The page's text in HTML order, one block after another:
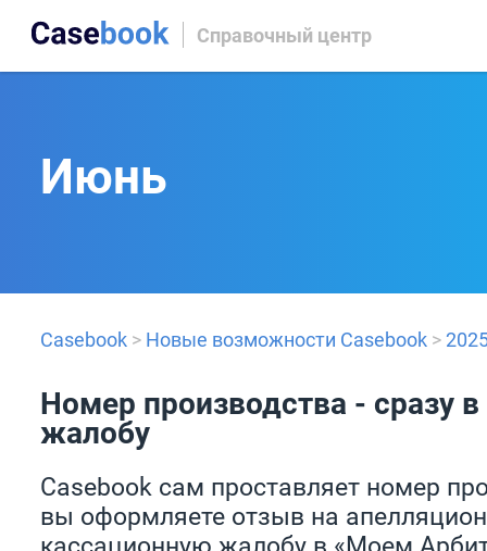
Справочный центр
Июнь
Casebook > Новые возможности Casebook >
Номер производства - сразу
жалобу
Casebook сам проставляет номер
вы оформляете отзыв на